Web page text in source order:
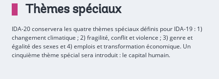
Thèmes spéciaux
IDA-20 conservera les quatre thèmes spéciaux définis pour IDA-19 : 1)
changement climatique ; 2) fragilité, conflit et violence ; 3) genre et
égalité des sexes et 4) emplois et transformation économique. Un
cinquième thème spécial sera introduit : le capital humain.